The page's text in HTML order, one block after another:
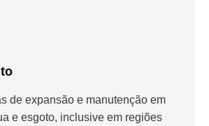
de expansão e manutenção em
e esgoto, inclusive em regiões